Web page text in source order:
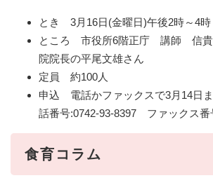
とき 3月16日(金曜日)午後2時～4時
ところ 市役所6階正庁 講師 信貴
院院長の平尾文雄さん
定員 約100人
申込 電話かファックスで3月14日
話番号:0742-93-8397 ファックス番
食育コラム